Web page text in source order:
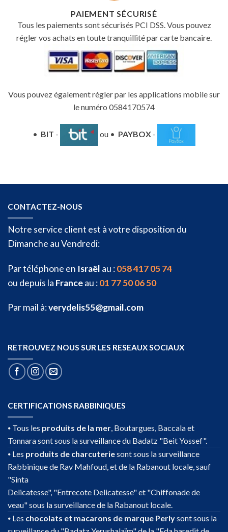
PAIEMENT SÉCURISÉ
Tous les paiements sont sécurisés PCI DSS. Vous pouvez
régler vos achats en toute tranquillité par carte bancaire.
Vous pouvez également régler par les applications mobile sur
le numéro 0584170574
• BIT - ou • PAYBOX -
CONTACTEZ-NOUS
Notre service client est à votre disposition du
Dimanche au Vendredi:
Par téléphone en Israël au :058 417 05 74
ou depuis la Franceau :01 77 50 06 50
Par mail à:verydelis55@gmail.com
RETROUVEZ NOUS SUR LES RESEAUX SOCIAUX
CERTIFICATIONS RABBINIQUES
⦁ Tous les produits de la mer, Boutargues, Baccala et
Tonnara sont sous la surveillance du Badatz "Beit Yossef".
⦁ Les produits de charcuteriesont sous la surveillance
Rabbinique de Rav Mahfoud, et de la Rabanout locale, sauf
"Sinta
Delicatesse", "Entrecote Delicatesse" et "Chiffonade de
veau" sous la surveillance de la Rabanout locale.
⦁ Les chocolats et macarons de marque Perlysont sous la